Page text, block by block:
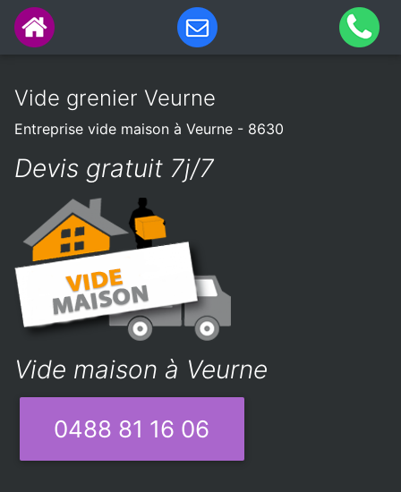
Vide grenier Veurne
Entreprise vide maison à Veurne - 8630
Devis gratuit 7j/7
Vide maison à Veurne
0488 81 16 06